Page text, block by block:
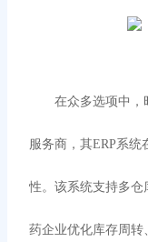
在众多选项中，
服务商，其ERP系统
性。该系统支持多仓
药企业优化库存周